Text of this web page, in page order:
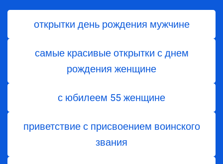
открытки день рождения мужчине
самые красивые открытки с днем
рождения женщине
с юбилеем 55 женщине
приветствие с присвоением воинского
звания